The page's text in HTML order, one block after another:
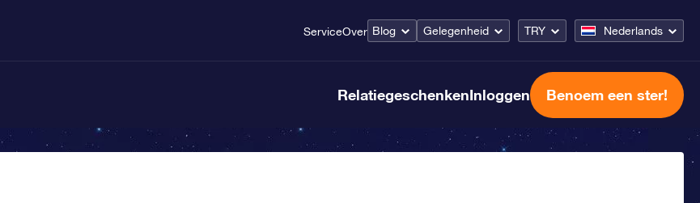
ServiceOver Blog Gelegenheid TRY Nederlands
RelatiegeschenkenInloggen Benoem een ster!